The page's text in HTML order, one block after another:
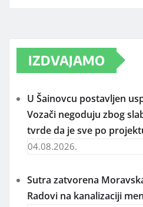
IZDVAJAMO
U Šainovcu postavljen
Vozači negoduju zbog
tvrde da je sve po
04.08.2026.
Sutra zatvorena
Radovi na kanalizaciji